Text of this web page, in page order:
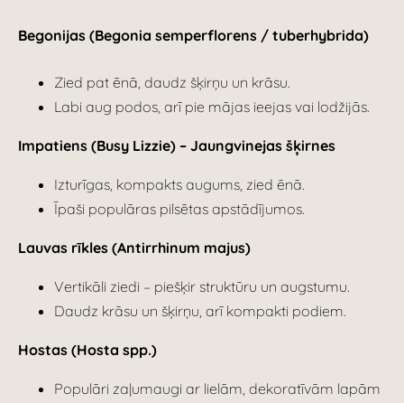
Begonijas (Begonia semperflorens / tuberhybrida)
Zied pat ēnā, daudz šķirņu un krāsu.
Labi aug podos, arī pie mājas ieejas vai lodžijās.
Impatiens (Busy Lizzie) – Jaungvinejas šķirnes
Izturīgas, kompakts augums, zied ēnā.
Īpaši populāras pilsētas apstādījumos.
Lauvas rīkles (Antirrhinum majus)
Vertikāli ziedi – piešķir struktūru un augstumu.
Daudz krāsu un šķirņu, arī kompakti podiem.
Hostas (Hosta spp.)
Populāri zaļumaugi ar lielām, dekoratīvām lapām